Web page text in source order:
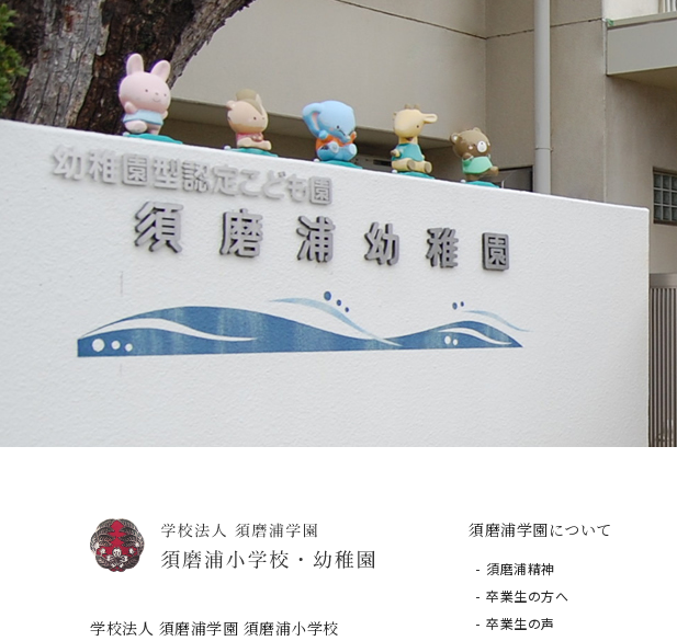
学校法人 須磨浦学園 須磨浦小学校
須磨浦学園について
須磨浦精神
卒業生の方へ
卒業生の声